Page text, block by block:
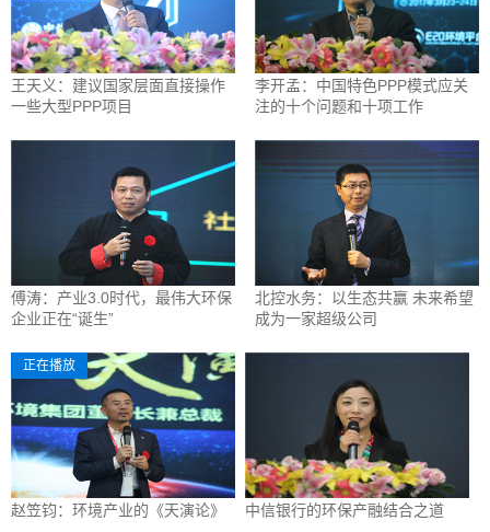
王天义：建议国家层面直接操作
一些大型PPP项目
李开孟：中国特色PPP模式应关
注的十个问题和十项工作
傅涛：产业3.0时代，最伟大环保
企业正在“诞生”
北控水务：以生态共赢 未来希望
成为一家超级公司
赵笠钧：环境产业的《天演论》
正在播放
中信银行的环保产融结合之道